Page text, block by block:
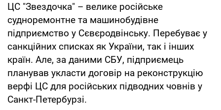
ЦС "Звездочка" – велике російське
судноремонтне та машинобудівне
підприємство у Сєвєродвінську. Перебуває у
санкційних списках як України, так і інших
країн. Але, за даними СБУ, підприємець
планував укласти договір на реконструкцію
верфі ЦС для російських підводних човнів у
Санкт-Петербурзі.